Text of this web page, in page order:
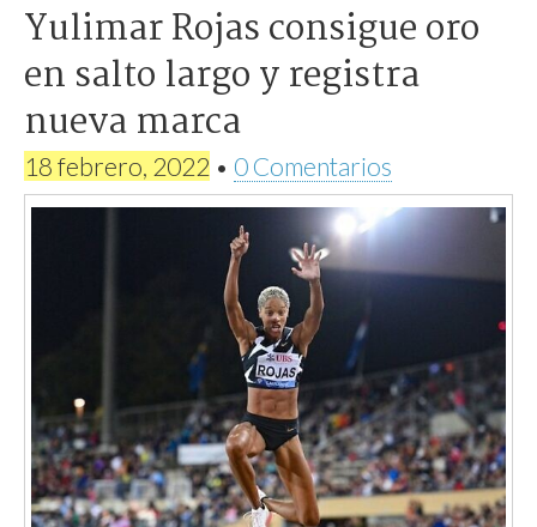
Yulimar Rojas consigue oro
en salto largo y registra
nueva marca
18 febrero, 2022 • 0 Comentarios